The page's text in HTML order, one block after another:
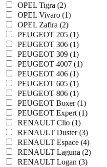
OPEL Tigra (2)
OPEL Vivaro (1)
OPEL Zafira (2)
PEUGEOT 205 (1)
PEUGEOT 306 (1)
PEUGEOT 309 (1)
PEUGEOT 4007 (1)
PEUGEOT 406 (1)
PEUGEOT 605 (1)
PEUGEOT 806 (1)
PEUGEOT Boxer (1)
PEUGEOT Expert (1)
RENAULT Clio (1)
RENAULT Duster (3)
RENAULT Espace (4)
RENAULT Laguna (2)
RENAULT Logan (3)